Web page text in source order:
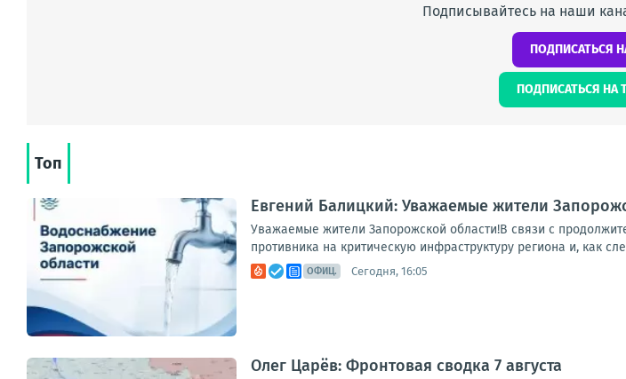
Подписывайтесь на наши
ПОДПИСАТЬСЯ
ПОДПИСАТЬСЯ НА
Топ
Евгений Балицкий: Уважаемые жители
Уважаемые жители Запорожской области!В связи с
противника на критическую инфраструктуру региона и, как
ОФИЦ. Сегодня, 16:05
Олег Царёв: Фронтовая сводка 7 августа